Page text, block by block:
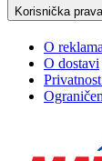
Korisnička prava
O
O dostavi